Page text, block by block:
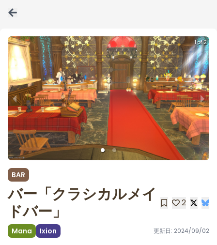
1 of 2
BAR
バー「クラシカルメイ
ドバー」
2
Mana Ixion 更新日: 2024/09/02